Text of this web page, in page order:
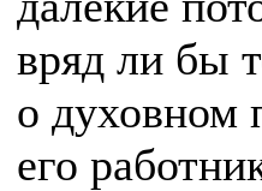
вряд ли бы
о духовном
его